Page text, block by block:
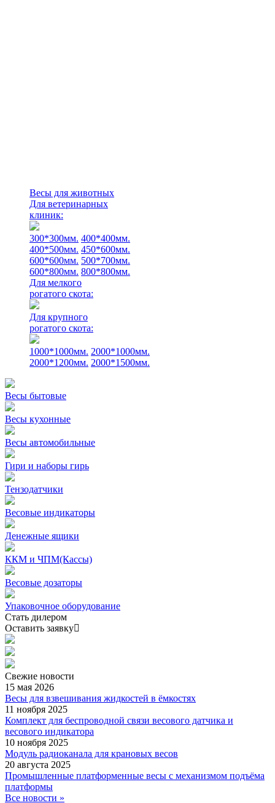
Весы для животных
Для ветеринарных
клиник:
300*300мм. 400*400мм.
400*500мм. 450*600мм.
600*600мм. 500*700мм.
600*800мм. 800*800мм.
Для мелкого
рогатого скота:
Для крупного
рогатого скота:
1000*1000мм. 2000*1000мм.
2000*1200мм. 2000*1500мм.
Весы бытовые
Весы кухонные
Весы автомобильные
Гири и наборы гирь
Тензодатчики
Весовые индикаторы
Денежные ящики
ККМ и ЧПМ(Кассы)
Весовые дозаторы
Упаковочное оборудование
Стать дилером
Оставить заявку
Свежие новости
15 мая 2026
Весы для взвешивания жидкостей в ёмкостях
11 ноября 2025
Комплект для беспроводной связи весового датчика и
весового индикатора
10 ноября 2025
Модуль радиоканала для крановых весов
20 августа 2025
Промышленные платформенные весы с механизмом подъёма
платформы
Все новости »